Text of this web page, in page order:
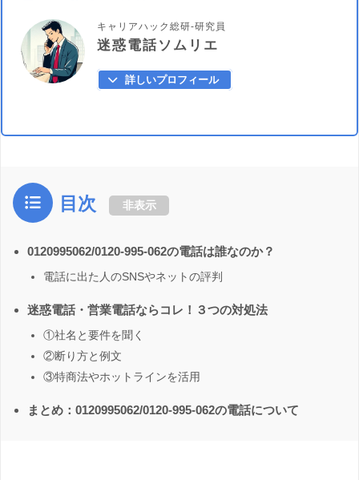
キャリアハック総研-研究員
迷惑電話ソムリエ
詳しいプロフィール
目次 非表示
0120995062/0120-995-062の電話は誰なのか？
電話に出た人のSNSやネットの評判
迷惑電話・営業電話ならコレ！３つの対処法
①社名と要件を聞く
②断り方と例文
③特商法やホットラインを活用
まとめ：0120995062/0120-995-062の電話について